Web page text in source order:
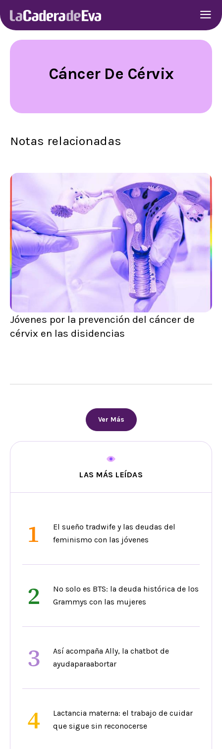
Cáncer De Cérvix
Notas relacionadas
Jóvenes por la prevención del cáncer de
cérvix en las disidencias
Ver Más
LAS MÁS LEÍDAS
1
El sueño tradwife y las deudas del
feminismo con las jóvenes
2
No solo es BTS: la deuda histórica de los
Grammys con las mujeres
3
Así acompaña Ally, la chatbot de
ayudaparaabortar
4
Lactancia materna: el trabajo de cuidar
que sigue sin reconocerse